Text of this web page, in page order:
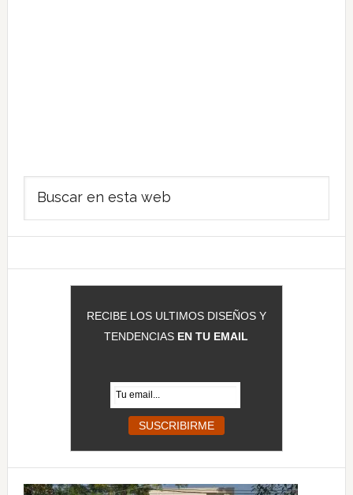
Barra
lateral
principal
RECIBE LOS ULTIMOS DISEÑOS Y
TENDENCIAS EN TU EMAIL